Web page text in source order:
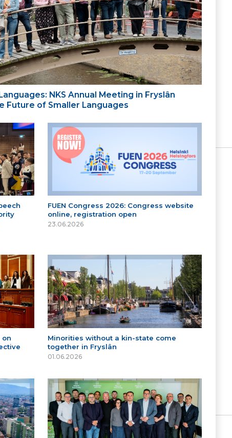
NKS Annual Meeting in Fryslân
Future of Smaller Languages
FUEN Congress 2026: Congress website
online, registration open
23.06.2026
on
Minorities without a kin-state come
together in Fryslân
01.06.2026